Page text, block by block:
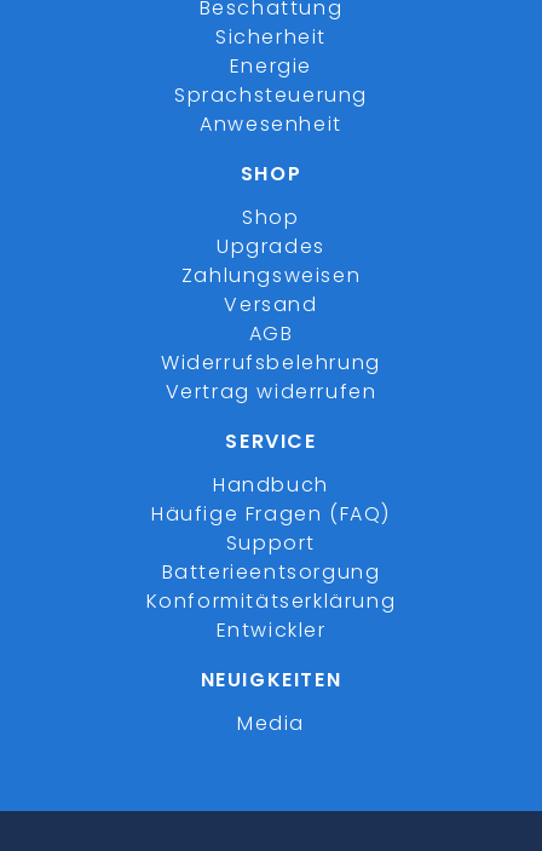
Beschattung
Sicherheit
Energie
Sprachsteuerung
Anwesenheit
SHOP
Shop
Upgrades
Zahlungsweisen
Versand
AGB
Widerrufsbelehrung
Vertrag widerrufen
SERVICE
Handbuch
Häufige Fragen (FAQ)
Support
Batterieentsorgung
Konformitätserklärung
Entwickler
NEUIGKEITEN
Media